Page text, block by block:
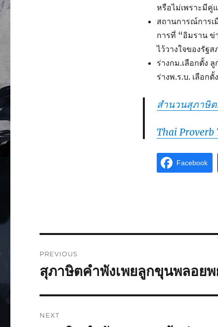
หรือไม่เพราะมีคู่
สถานการณ์การเ
การที่ “อิมราน ข่
ไว้วางใจของรัฐส
ร่างกม.เลือกตั้ง
ร่างพ.ร.บ. เลือกตั้
สำนวนสุภาษิ
Thai Proverb
Facebook
PREVIOUS
สุภาษิตคำพังเพยลูกขุนพลอย
NEXT